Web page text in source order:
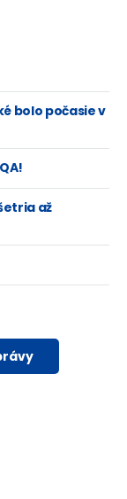
bolo počasie v
až